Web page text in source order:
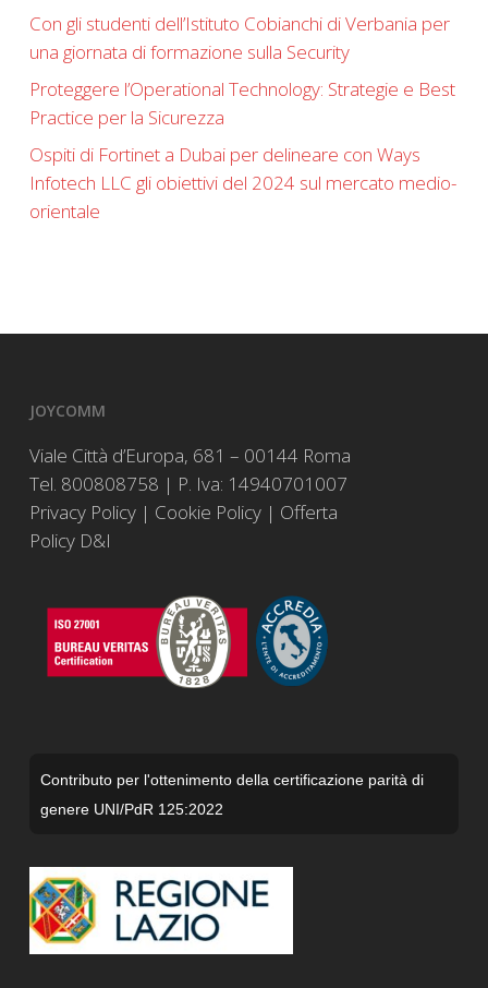
Con gli studenti dell’Istituto Cobianchi di Verbania per
una giornata di formazione sulla Security
Proteggere l’Operational Technology: Strategie e Best
Practice per la Sicurezza
Ospiti di Fortinet a Dubai per delineare con Ways
Infotech LLC gli obiettivi del 2024 sul mercato medio-
orientale
JOYCOMM
Viale Città d’Europa, 681 – 00144 Roma
Tel. 800808758 | P. Iva: 14940701007
Privacy Policy| Cookie Policy| Offerta
Policy D&I
Contributo per l'ottenimento della certificazione parità di
genere UNI/PdR 125:2022